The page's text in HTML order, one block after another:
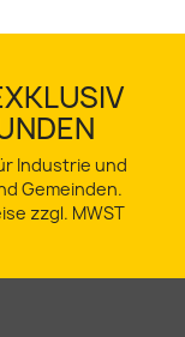
Industrie und
Gemeinden.
zzgl. MWST